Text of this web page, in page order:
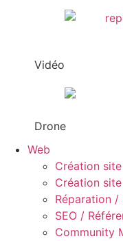
Vidéo
Drone
Web
Création
Création
Réparation /
SEO /
Community